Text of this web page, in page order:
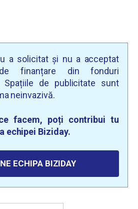
a solicitat și nu a acceptat
finanțare din fonduri
Spațiile de publicitate sunt
neinvazivă.
facem, poți contribui tu
echipei Biziday.
ECHIPA BIZIDAY